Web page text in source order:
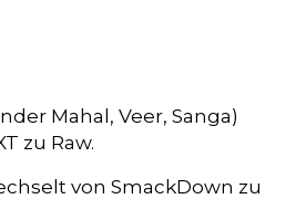
Mahal, Veer, Sanga)
zu Raw.
von SmackDown zu